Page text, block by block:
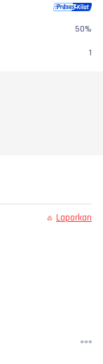
50%
1
Laporkan